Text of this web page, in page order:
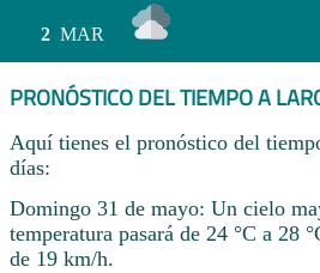
2 MAR
PRONÓSTICO DEL TIEMPO A
Aquí tienes el pronóstico del
días:
Domingo 31 de mayo: Un cielo
temperatura pasará de 24 °C a 28
de 19 km/h.